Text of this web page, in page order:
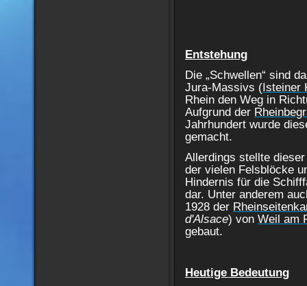
Entstehung
Die „Schwellen“ sind
Jura-Massivs (Isteiner
Rhein den Weg in
Aufgrund der
Jahrhundert wurde
gemacht.
Allerdings stellte
der vielen Felsblöcke
Hindernis für die
dar. Unter anderem
1928 der
d'Alsace) von Weil am
gebaut.
Heutige Bedeutung